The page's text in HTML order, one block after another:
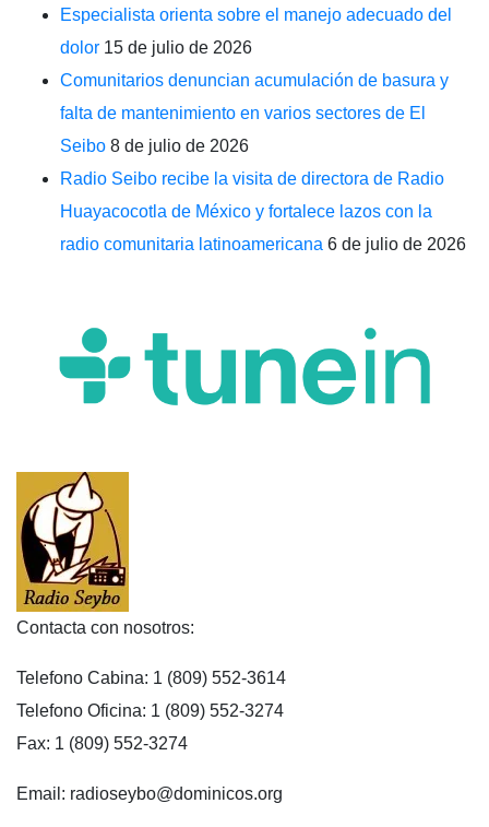
Especialista orienta sobre el manejo adecuado del
dolor 15 de julio de 2026
Comunitarios denuncian acumulación de basura y
falta de mantenimiento en varios sectores de El
Seibo 8 de julio de 2026
Radio Seibo recibe la visita de directora de Radio
Huayacocotla de México y fortalece lazos con la
radio comunitaria latinoamericana 6 de julio de 2026
Contacta con nosotros:
Telefono Cabina: 1 (809) 552-3614
Telefono Oficina: 1 (809) 552-3274
Fax: 1 (809) 552-3274
Email: radioseybo@dominicos.org